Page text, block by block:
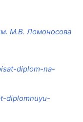
М.В. Ломоносова
diplom-na-
diplomnuyu-